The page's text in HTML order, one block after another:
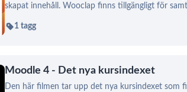
skapat innehåll. Wooclap finns tillgängligt för
1 tagg
Moodle 4 - Det nya kursindexet
Den här filmen tar upp det nya kursindexet som